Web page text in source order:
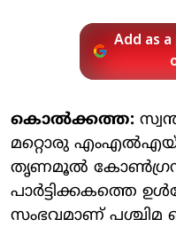
Add as
കൊൽക്കത്ത:
മറ്റൊരു
തൃണമൂൽ
പാർട്ടിക്കകത്തെ
സംഭവമാണ് പശ്ചിമ